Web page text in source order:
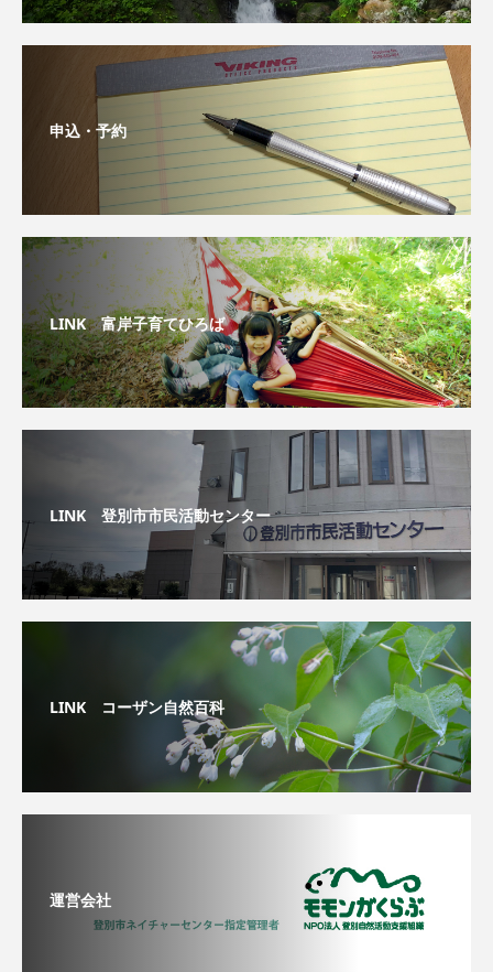
申込・予約
LINK 富岸子育てひろば
LINK 登別市市民活動センター
LINK コーザン自然百科
運営会社